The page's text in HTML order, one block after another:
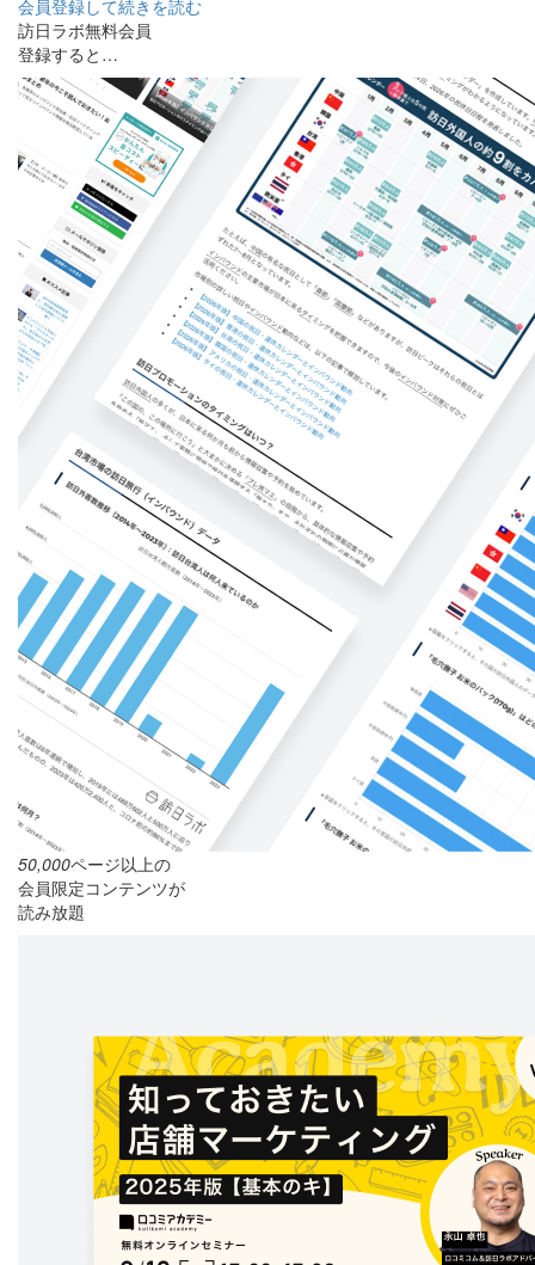
会員登録して続きを読む
訪日ラボ無料会員
登録すると…
50,000ページ以上の
会員限定コンテンツが
読み放題